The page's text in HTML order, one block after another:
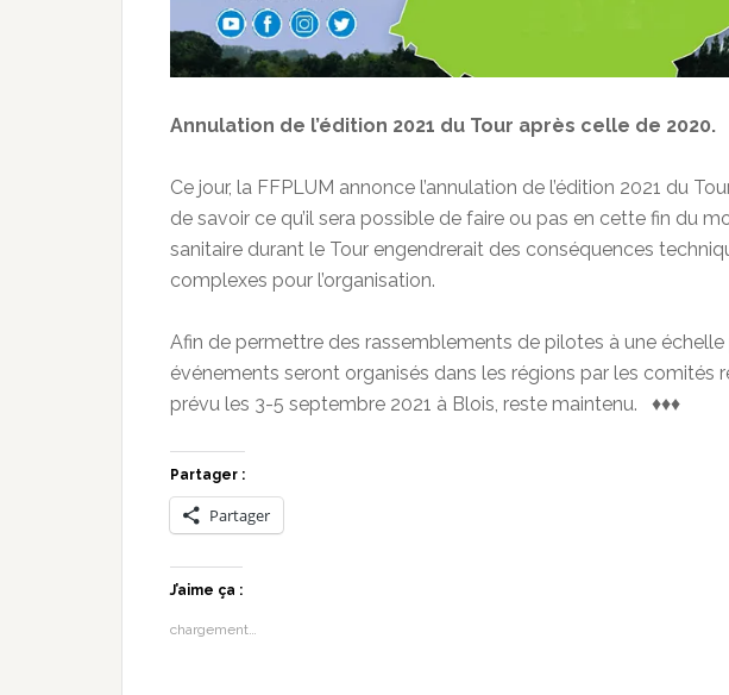
Annulation de l’édition 2021 du Tour après celle de 2020.
Ce jour, la FFPLUM annonce l’annulation de l’édition 2021 du
de savoir ce qu’il sera possible de faire ou pas en cette fin du
sanitaire durant le Tour engendrerait des conséquences
complexes pour l’organisation.
Afin de permettre des rassemblements de pilotes à une échelle
événements seront organisés dans les régions par les comités
prévu les 3-5 septembre 2021 à Blois, reste maintenu. ♦♦♦
Partager :
Partager
J’aime ça :
chargement…